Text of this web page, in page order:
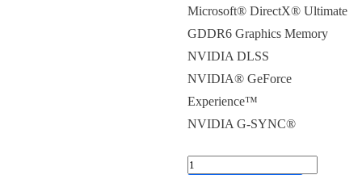
Microsoft® DirectX® Ultimate
GDDR6 Graphics Memory
NVIDIA DLSS
NVIDIA® GeForce
Experience™
NVIDIA G-SYNC®
Kuantitas